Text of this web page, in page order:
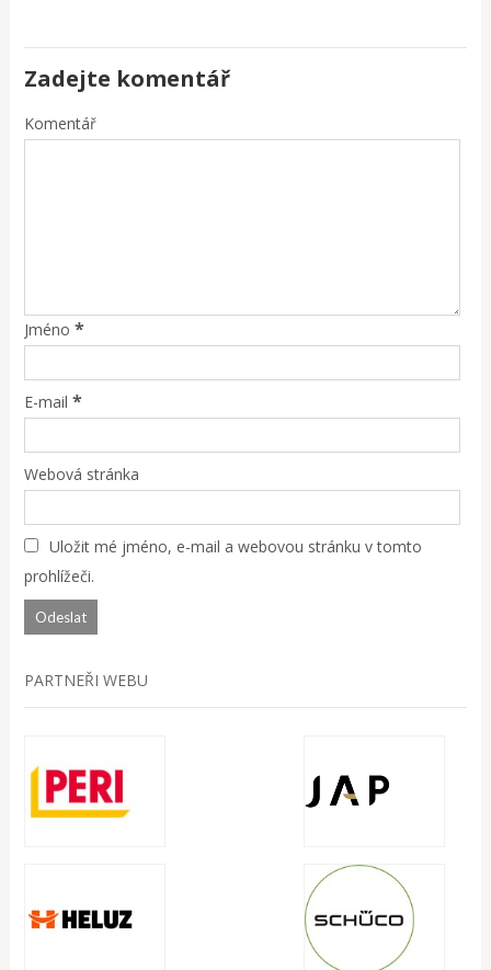
Zadejte komentář
Komentář
Jméno *
E-mail *
Webová stránka
Uložit mé jméno, e-mail a webovou stránku v tomto
prohlížeči.
PARTNEŘI WEBU